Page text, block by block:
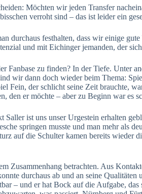
Möchten wir jeden Transfer
verroht sind – das ist leider ein
durchaus festhalten, dass wir einige
und mit Eichinger jemanden, der
Fanbase zu finden? In der Tiefe. Unter
wir dann doch wieder beim Thema:
Fein, der schlicht seine Zeit brauchte,
den er möchte – aber zu Beginn war es
Saller ist uns unser Urgestein erhalten
springen musste und man mehr als
auf die Schulter kamen bereits wieder
Zusammenhang betrachten. Aus
durchaus ab und an seine
– und er hat Bock auf die Aufgabe,